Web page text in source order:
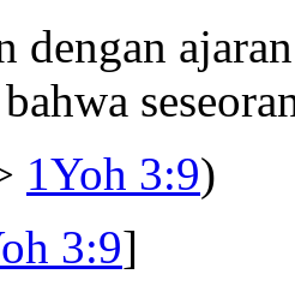
dengan
1Yoh 3:9)
3:9]